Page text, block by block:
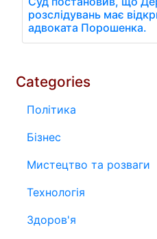
розслідувань має
адвоката Порошенка.
Categories
Політика
Бізнес
Мистецтво та розваги
Технологія
Здоров'я